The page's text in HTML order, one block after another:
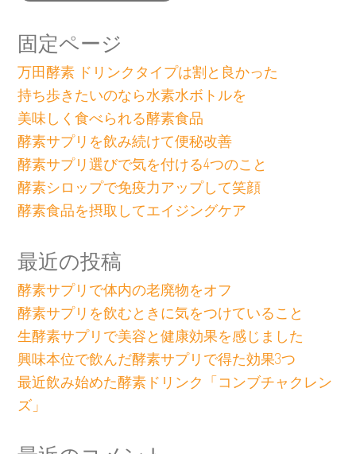
固定ページ
万田酵素 ドリンクタイプは割と良かった
持ち歩きたいのなら水素水ボトルを
美味しく食べられる酵素食品
酵素サプリを飲み続けて便秘改善
酵素サプリ選びで気を付ける4つのこと
酵素シロップで免疫力アップして笑顔
酵素食品を摂取してエイジングケア
最近の投稿
酵素サプリで体内の老廃物をオフ
酵素サプリを飲むときに気をつけていること
生酵素サプリで美容と健康効果を感じました
興味本位で飲んだ酵素サプリで得た効果3つ
最近飲み始めた酵素ドリンク「コンブチャクレン
ズ」